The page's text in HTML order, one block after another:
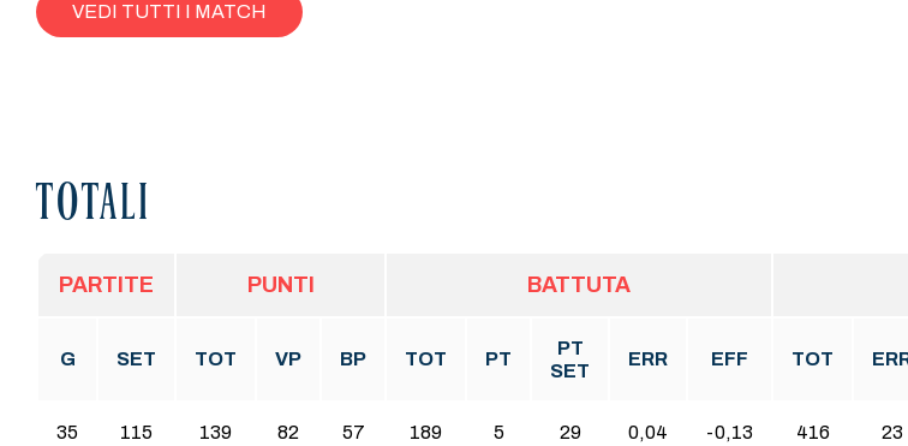
VEDI TUTTI I MATCH
TOTALI
PARTITE PUNTI BATTUTA
G SET TOT VP BP TOT PT
PT
SET
ERR EFF TOT
35 115 139 82 57 189 5 29 0,04 -0,13 416 23